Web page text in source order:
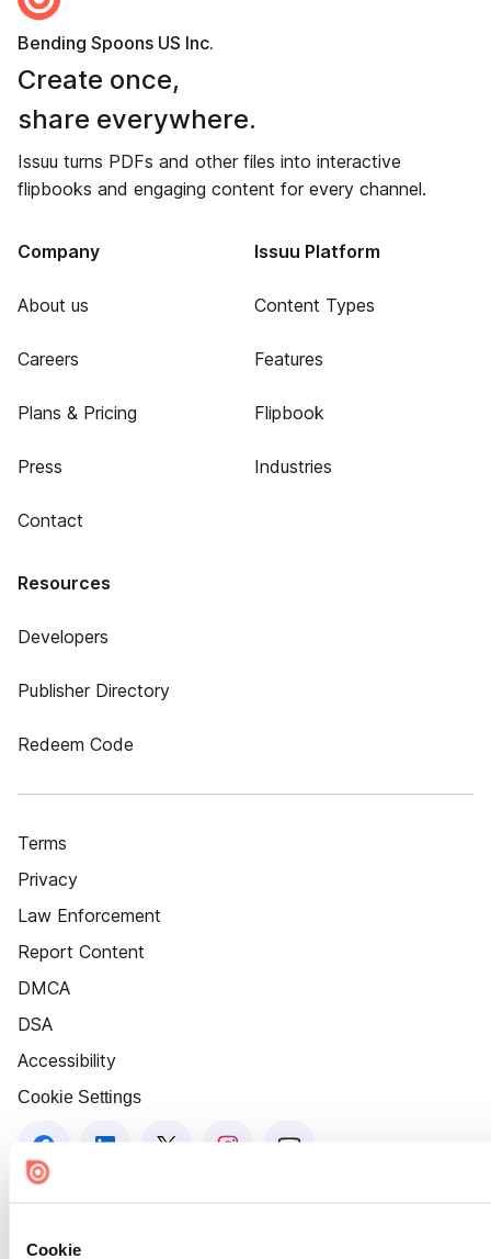
Cookie
Bending Spoons US Inc.
Create once,
share everywhere.
Issuu turns PDFs and other files into interactive
flipbooks and engaging content for every channel.
Company
About us
Careers
Plans & Pricing
Press
Contact
Issuu Platform
Content Types
Features
Flipbook
Industries
Resources
Developers
Publisher Directory
Redeem Code
Terms
Privacy
Law Enforcement
Report Content
DMCA
DSA
Accessibility
Cookie Settings